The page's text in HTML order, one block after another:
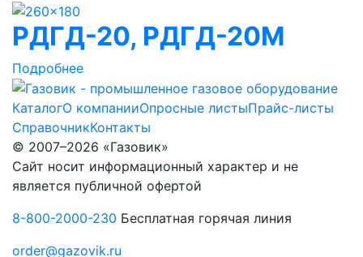
РДГД-20, РДГД-20М
Подробнее
КаталогО компанииОпросные листыПрайс-листы
СправочникКонтакты
© 2007–2026 «Газовик»
Сайт носит информационный характер и не
является публичной офертой
8-800-2000-230 Бесплатная горячая линия
order@gazovik.ru